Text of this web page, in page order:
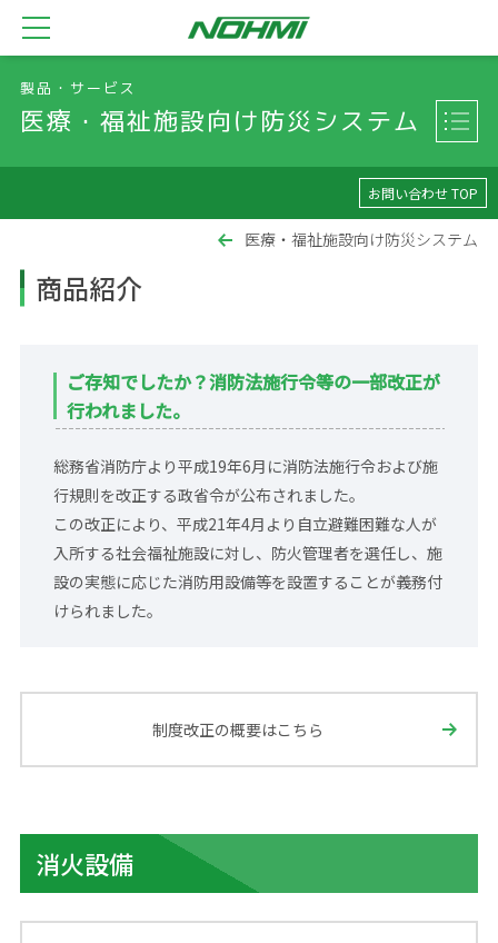
製品・サービス
医療・福祉施設向け防災システム
お問い合わせ TOP
医療・福祉施設向け防災システム
商品紹介
ご存知でしたか？消防法施行令等の一部改正が
行われました。
総務省消防庁より平成19年6月に消防法施行令および施
行規則を改正する政省令が公布されました。
この改正により、平成21年4月より自立避難困難な人が
入所する社会福祉施設に対し、防火管理者を選任し、施
設の実態に応じた消防用設備等を設置することが義務付
けられました。
制度改正の概要はこちら
消火設備